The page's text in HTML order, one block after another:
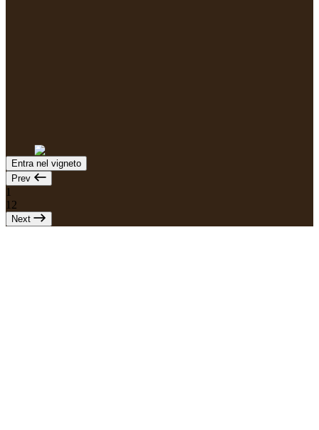
Entra nel vigneto
Prev
1
12
Next